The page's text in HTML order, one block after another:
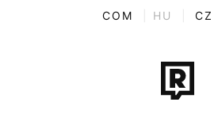
ENTR
Tech-Tudomány
Sport
COM HU CZ